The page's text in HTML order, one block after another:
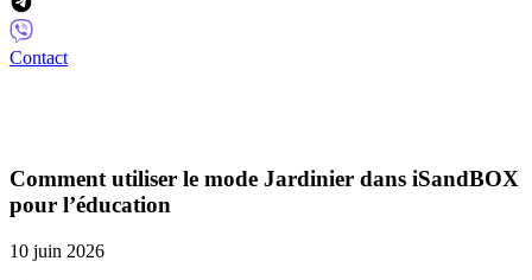
Contact
Comment utiliser le mode Jardinier dans iSandBOX
pour l’éducation
10 juin 2026